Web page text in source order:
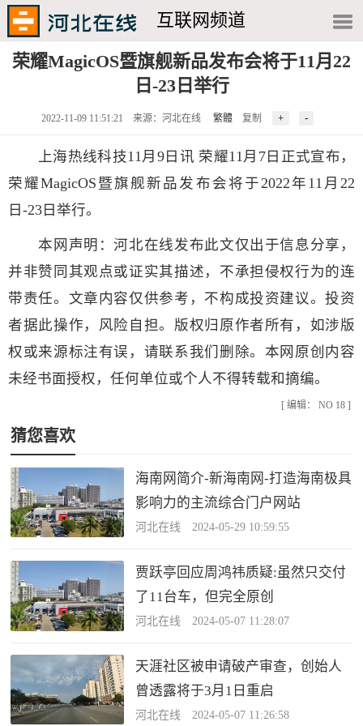
互联网频道
荣耀MagicOS暨旗舰新品发布会将于11月22
日-23日举行
2022-11-09 11:51:21 来源：河北在线 繁體 复制
上海热线科技11月9日讯 荣耀11月7日正式宣布，
荣耀MagicOS暨旗舰新品发布会将于2022年11月22
日-23日举行。
本网声明：河北在线发布此文仅出于信息分享，
并非赞同其观点或证实其描述，不承担侵权行为的连
带责任。文章内容仅供参考，不构成投资建议。投资
者据此操作，风险自担。版权归原作者所有，如涉版
权或来源标注有误，请联系我们删除。本网原创内容
未经书面授权，任何单位或个人不得转载和摘编。
[ 编辑： NO 18 ]
猜您喜欢
海南网简介-新海南网-打造海南极具
影响力的主流综合门户网站
河北在线 2024-05-29 10:59:55
贾跃亭回应周鸿祎质疑:虽然只交付
了11台车，但完全原创
河北在线 2024-05-07 11:28:07
天涯社区被申请破产审查，创始人
曾透露将于3月1日重启
河北在线 2024-05-07 11:26:58